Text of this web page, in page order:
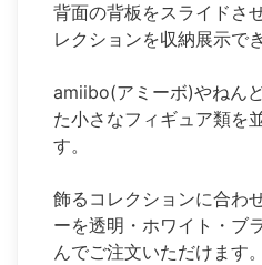
背面の背板をスライドさ
レクションを収納展示で
amiibo(アミーボ)やねん
た小さなフィギュア類を
す。
飾るコレクションに合わ
ーを透明・ホワイト・ブ
んでご注文いただけます。